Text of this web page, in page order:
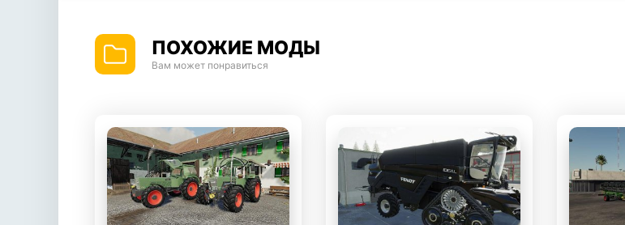
ПОХОЖИЕ МОДЫ
Вам может понравиться